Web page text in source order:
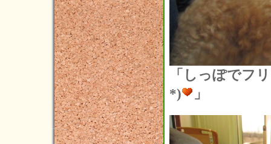
2014年10月(3)
2014年09月(3)
2014年08月(7)
2014年07月(5)
2014年06月(5)
2014年05月(3)
2014年04月(2)
「しっぽでフ
*)
」